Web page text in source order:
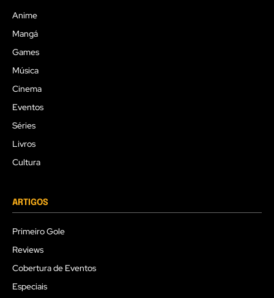
Anime
Mangá
Games
Música
Cinema
Eventos
Séries
Livros
Cultura
ARTIGOS
Primeiro Gole
Reviews
Cobertura de Eventos
Especiais